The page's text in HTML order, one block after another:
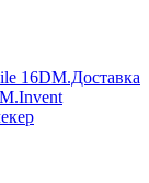
16DM.Доставка